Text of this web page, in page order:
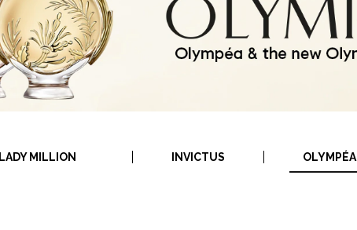
LADY MILLION INVICTUS OLYMPÉA